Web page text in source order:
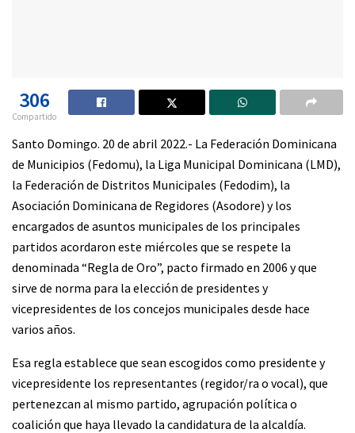
306
Compartido
Santo Domingo. 20 de abril 2022.- La Federación Dominicana
de Municipios (Fedomu), la Liga Municipal Dominicana (LMD),
la Federación de Distritos Municipales (Fedodim), la
Asociación Dominicana de Regidores (Asodore) y los
encargados de asuntos municipales de los principales
partidos acordaron este miércoles que se respete la
denominada “Regla de Oro”, pacto firmado en 2006 y que
sirve de norma para la elección de presidentes y
vicepresidentes de los concejos municipales desde hace
varios años.
Esa regla establece que sean escogidos como presidente y
vicepresidente los representantes (regidor/ra o vocal), que
pertenezcan al mismo partido, agrupación política o
coalición que haya llevado la candidatura de la alcaldía.